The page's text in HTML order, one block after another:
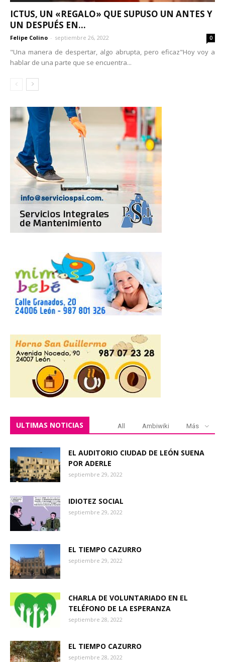
ICTUS, UN «REGALO» QUE SUPUSO UN ANTES Y
UN DESPUÉS EN...
Felipe Colino - septiembre 26, 2022 0
"Una manera de despertar, algo abrupta, pero eficaz"Hoy voy a
hablar de una parte que se encuentra...
ULTIMAS NOTICIAS All Ambiwiki Más
EL AUDITORIO CIUDAD DE LEÓN SUENA
POR ADERLE
septiembre 29, 2022
IDIOTEZ SOCIAL
septiembre 29, 2022
EL TIEMPO CAZURRO
septiembre 29, 2022
CHARLA DE VOLUNTARIADO EN EL
TELÉFONO DE LA ESPERANZA
septiembre 28, 2022
EL TIEMPO CAZURRO
septiembre 28, 2022